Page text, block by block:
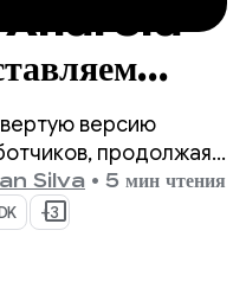
Android
4.
версию
продолжая
унификации
для гарнитур,
очков.
Silva • 5 мин чтения
+3